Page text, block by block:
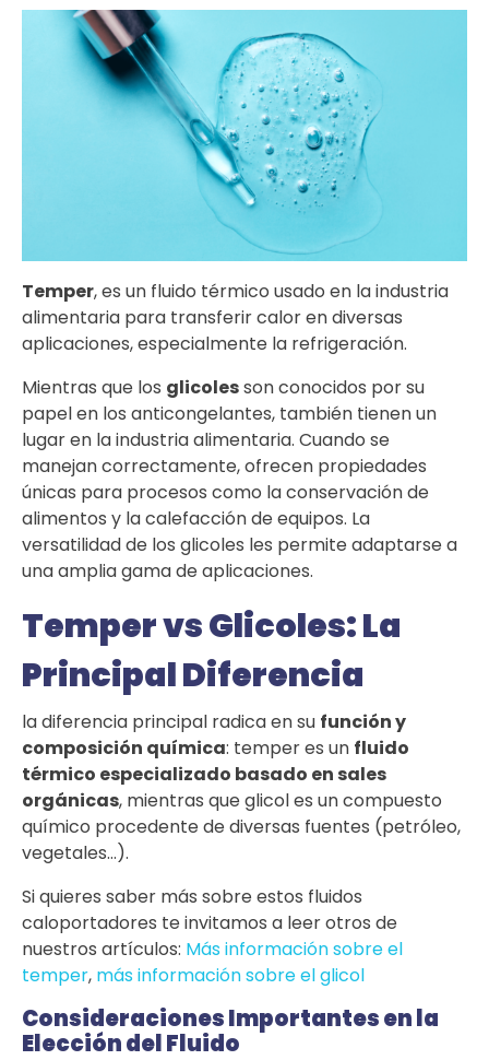
Temper, es un fluido térmico usado en la industria
alimentaria para transferir calor en diversas
aplicaciones, especialmente la refrigeración.
Mientras que los glicolesson conocidos por su
papel en los anticongelantes, también tienen un
lugar en la industria alimentaria. Cuando se
manejan correctamente, ofrecen propiedades
únicas para procesos como la conservación de
alimentos y la calefacción de equipos. La
versatilidad de los glicoles les permite adaptarse a
una amplia gama de aplicaciones.
Temper vs Glicoles: La
Principal Diferencia
la diferencia principal radica en su función y
composición química: temper es un fluido
térmico especializado basado en sales
orgánicas, mientras que glicol es un compuesto
químico procedente de diversas fuentes (petróleo,
vegetales…).
Si quieres saber más sobre estos fluidos
caloportadores te invitamos a leer otros de
nuestros artículos: Más información sobre el
temper, más información sobre el glicol
Consideraciones Importantes en la
Elección del Fluido